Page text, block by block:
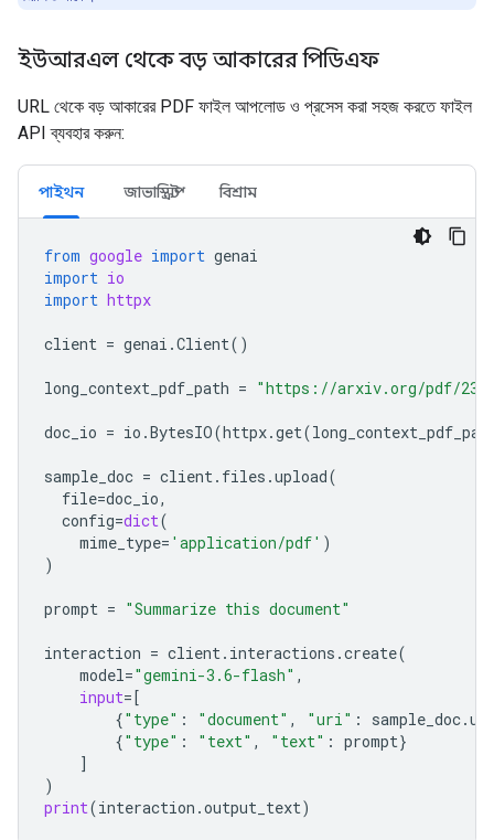
ইউআরএল থেকে বড় আকারের পিডিএফ
URL থেকে বড় আকারের PDF ফাইল আপলোড ও প্রসেস করা সহজ করতে ফাইল
API ব্যবহার করুন:
পাইথন জাভাস্ক্রিপ্ট বিশ্রাম
from google import genai
import io
import httpx
client = genai .Client()
long_context_pdf_path = "https://arxiv.org/pdf/
doc_io = io .BytesIO(httpx.get(
sample_doc = client. files .upload(
file=doc_io,
config=dict(
mime_type= 'application/pdf' )
)
prompt = "Summarize this document"
interaction = client. interactions .create(
model="gemini-3.6-flash" ,
input=[
{"type" : "document" , "uri" : sample_doc.
{"type" : "text" , "text" : prompt}
]
)
print(interaction .output_text)